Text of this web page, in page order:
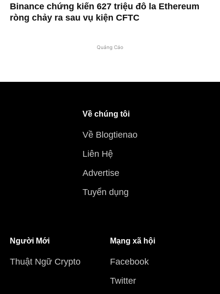
Binance chứng kiến ​​627 triệu đô la Ethereum
ròng chảy ra sau vụ kiện CFTC
Quảng Cáo
Về chúng tôi
Về Blogtienao
Liên Hệ
Advertise
Tuyển dụng
Người Mới
Thuật Ngữ Crypto
Mạng xã hội
Facebook
Twitter